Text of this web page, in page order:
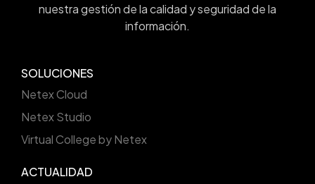
SOLUCIONES
Netex Cloud
Netex Studio
Virtual College by Netex
ACTUALIDAD
nuestra gestión de la calidad y seguridad de la
información.